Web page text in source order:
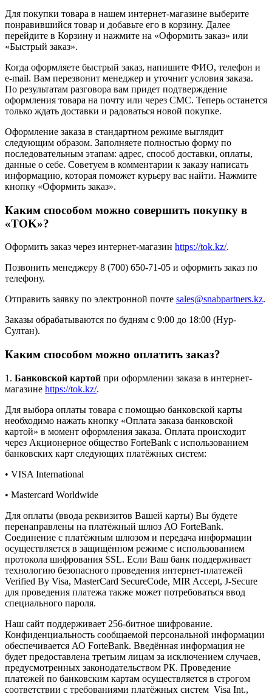
Для покупки товара в нашем интернет-магазине выберите
понравившийся товар и добавьте его в корзину. Далее
перейдите в Корзину и нажмите на «Оформить заказ» или
«Быстрый заказ».
Когда оформляете быстрый заказ, напишите ФИО, телефон и
e-mail. Вам перезвонит менеджер и уточнит условия заказа.
По результатам разговора вам придет подтверждение
оформления товара на почту или через СМС. Теперь останется
только ждать доставки и радоваться новой покупке.
Оформление заказа в стандартном режиме выглядит
следующим образом. Заполняете полностью форму по
последовательным этапам: адрес, способ доставки, оплаты,
данные о себе. Советуем в комментарии к заказу написать
информацию, которая поможет курьеру вас найти. Нажмите
кнопку «Оформить заказ».
Каким способом можно совершить покупку в
«TOK»?
Оформить заказ через интернет-магазин https://tok.kz/.
Позвонить менеджеру 8 (700) 650-71-05 и оформить заказ по
телефону.
Отправить заявку по электронной почте sales@snabpartners.kz.
Заказы обрабатываются по будням с 9:00 до 18:00 (Нур-
Султан).
Каким способом можно оплатить заказ?
1. Банковской картой при оформлении заказа в интернет-
магазине https://tok.kz/.
Для выбора оплаты товара с помощью банковской карты
необходимо нажать кнопку «Оплата заказа банковской
картой» в момент оформления заказа. Оплата происходит
через Акционерное общество ForteBank с использованием
банковских карт следующих платёжных систем:
• VISA International
• Mastercard Worldwide
Для оплаты (ввода реквизитов Вашей карты) Вы будете
перенаправлены на платёжный шлюз АО ForteBank.
Соединение с платёжным шлюзом и передача информации
осуществляется в защищённом режиме с использованием
протокола шифрования SSL. Если Ваш банк поддерживает
технологию безопасного проведения интернет-платежей
Verified By Visa, MasterCard SecureCode, MIR Accept, J-Secure
для проведения платежа также может потребоваться ввод
специального пароля.
Наш сайт поддерживает 256-битное шифрование.
Конфиденциальность сообщаемой персональной информации
обеспечивается АО ForteBank. Введённая информация не
будет предоставлена третьим лицам за исключением случаев,
предусмотренных законодательством РК. Проведение
платежей по банковским картам осуществляется в строгом
соответствии с требованиями платёжных систем Visa Int.,